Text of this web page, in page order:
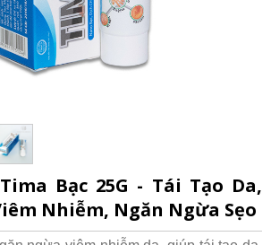
Bạc 25G - Tái Tạo Da,
Nhiễm, Ngăn Ngừa Sẹo